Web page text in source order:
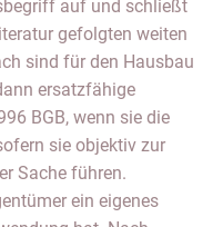
auf und schließt
gefolgten weiten
sind für den Hausbau
ersatzfähige
BGB, wenn sie die
sie objektiv zur
Sache führen.
ein eigenes